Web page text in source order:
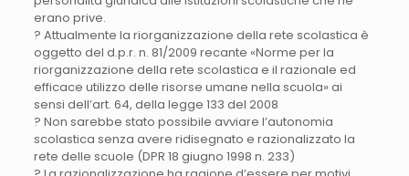
erano prive.
? Attualmente la riorganizzazione della rete scolastica è
oggetto del d.p.r. n. 81/2009 recante «Norme per la
riorganizzazione della rete scolastica e il razionale ed
efficace utilizzo delle risorse umane nella scuola» ai
sensi dell’art. 64, della legge 133 del 2008
? Non sarebbe stato possibile avviare l’autonomia
scolastica senza avere ridisegnato e razionalizzato la
rete delle scuole (DPR 18 giugno 1998 n. 233)